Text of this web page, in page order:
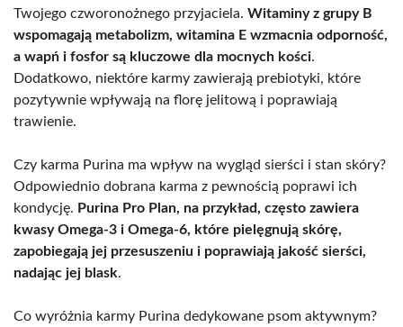
Twojego czworonożnego przyjaciela. Witaminy z grupy B
wspomagają metabolizm, witamina E wzmacnia odporność,
a wapń i fosfor są kluczowe dla mocnych kości.
Dodatkowo, niektóre karmy zawierają prebiotyki, które
pozytywnie wpływają na florę jelitową i poprawiają
trawienie.
Czy karma Purina ma wpływ na wygląd sierści i stan skóry?
Odpowiednio dobrana karma z pewnością poprawi ich
kondycję. Purina Pro Plan, na przykład, często zawiera
kwasy Omega-3 i Omega-6, które pielęgnują skórę,
zapobiegają jej przesuszeniu i poprawiają jakość sierści,
nadając jej blask.
Co wyróżnia karmy Purina dedykowane psom aktywnym?